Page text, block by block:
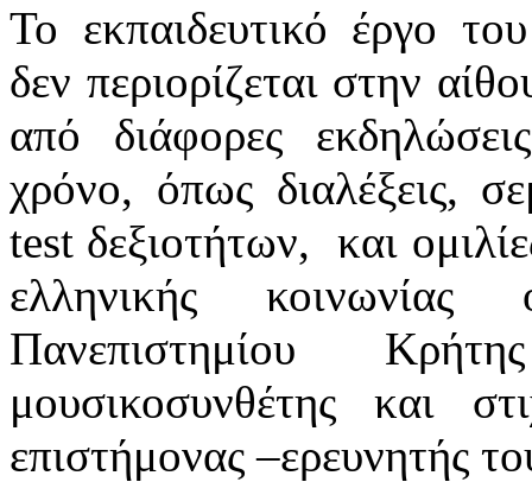
Το εκπαιδευτικό έργο
δεν περιορίζεται στην
από διάφορες
χρόνο, όπως διαλέξεις,
test δεξιοτήτων, και
ελληνικής
Πανεπιστημίου
μουσικοσυνθέτης και
επιστήμονας –ερευνητής